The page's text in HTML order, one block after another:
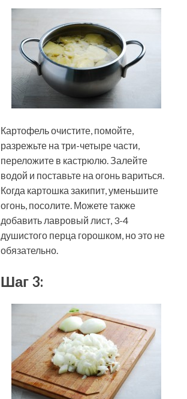
Картофель очистите, помойте,
разрежьте на три-четыре части,
переложите в кастрюлю. Залейте
водой и поставьте на огонь вариться.
Когда картошка закипит, уменьшите
огонь, посолите. Можете также
добавить лавровый лист, 3-4
душистого перца горошком, но это не
обязательно.
Шаг 3: